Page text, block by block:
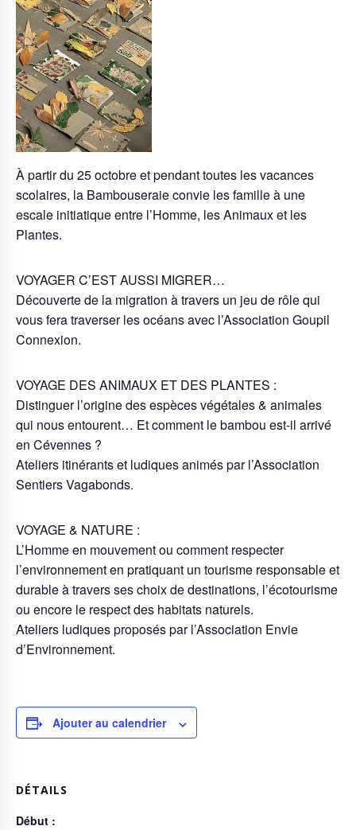
À partir du 25 octobre et pendant toutes les vacances
scolaires, la Bambouseraie convie les famille à une
escale initiatique entre l’Homme, les Animaux et les
Plantes.
VOYAGER C’EST AUSSI MIGRER…
Découverte de la migration à travers un jeu de rôle qui
vous fera traverser les océans avec l’Association Goupil
Connexion.
VOYAGE DES ANIMAUX ET DES PLANTES :
Distinguer l’origine des espèces végétales & animales
qui nous entourent… Et comment le bambou est-il arrivé
en Cévennes ?
Ateliers itinérants et ludiques animés par l’Association
Sentiers Vagabonds.
VOYAGE & NATURE :
L’Homme en mouvement ou comment respecter
l’environnement en pratiquant un tourisme responsable et
durable à travers ses choix de destinations, l’écotourisme
ou encore le respect des habitats naturels.
Ateliers ludiques proposés par l’Association Envie
d’Environnement.
Ajouter au calendrier
DÉTAILS
Début :